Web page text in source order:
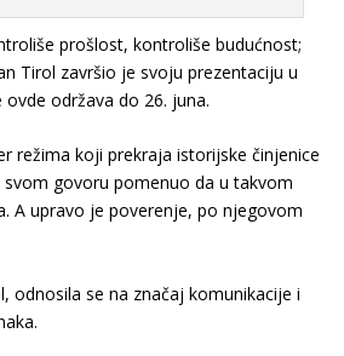
prošlost, kontroliše budućnost;
Tirol završio je svoju prezentaciju u
održava do 26. juna.
režima koji prekraja istorijske činjenice
govoru pomenuo da u takvom
A upravo je poverenje, po njegovom
se na značaj komunikacije i